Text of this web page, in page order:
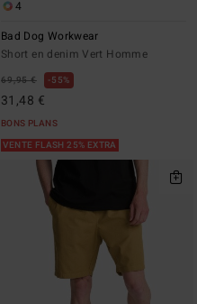
4
Bad Dog Workwear
Short en denim Vert Homme
69,95 € 55%
31,48 €
BONS PLANS
VENTE FLASH 25% EXTRA